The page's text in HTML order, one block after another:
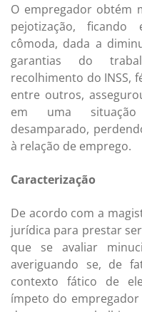
O empregador obtém
pejotização,
cômoda, dada a
garantias do
recolhimento do INSS,
entre outros,
em uma situação
desamparado,
à relação de emprego.
Caracterização
De acordo com a
jurídica para prestar
que se avaliar
averiguando se, de
contexto fático de
ímpeto do